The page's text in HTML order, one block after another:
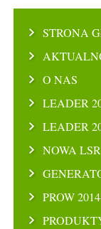
STRONA
O NAS
LEADER
LEADER
NOWA
PROW